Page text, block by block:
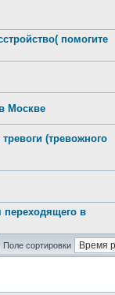
помогите
Москве
(тревожного
переходящего в
Поле сортировки